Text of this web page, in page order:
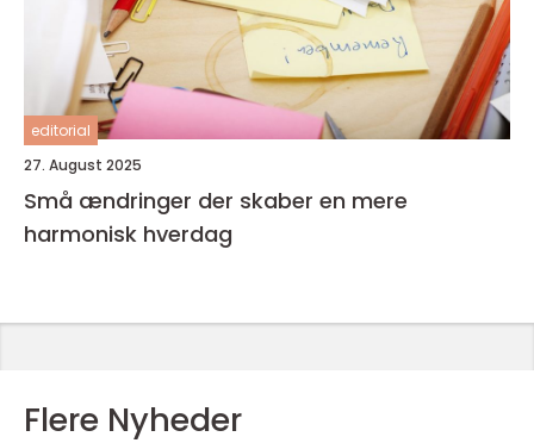
editorial
27. August 2025
Små ændringer der skaber en mere
harmonisk hverdag
Flere Nyheder